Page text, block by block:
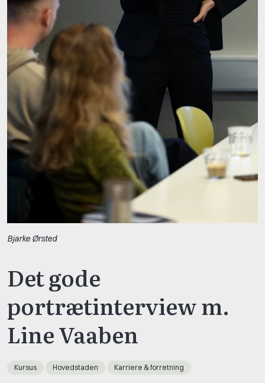
Bjarke Ørsted
Det gode
portrætinterview m.
Line Vaaben
Kursus Hovedstaden Karriere & forretning